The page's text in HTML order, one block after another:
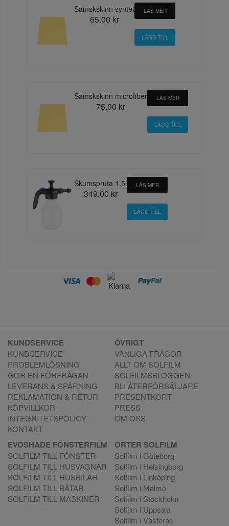
Sämskskinn syntet
65.00 kr
LÄS MER
Sämskskinn microfiber
75.00 kr
LÄS MER
Skumspruta 1,5l
349.00 kr
LÄS MER
KUNDSERVICE
KUNDSERVICE
PROBLEMLÖSNING
GÖR EN FÖRFRÅGAN
LEVERANS & SPÅRNING
REKLAMATION & RETUR
KÖPVILLKOR
INTEGRITETSPOLICY
KONTAKT
ÖVRIGT
VANLIGA FRÅGOR
ALLT OM SOLFILM
SOLFILMSBLOGGEN
BLI ÅTERFÖRSÄLJARE
PRESENTKORT
PRESS
OM OSS
EVOSHADE FÖNSTERFILM
SOLFILM TILL FÖNSTER
SOLFILM TILL HUSVAGNAR
SOLFILM TILL HUSBILAR
SOLFILM TILL BÅTAR
SOLFILM TILL MASKINER
ORTER SOLFILM
Solfilm i Göteborg
Solfilm i Helsingborg
Solfilm i Linköping
Solfilm i Malmö
Solfilm i Stockholm
Solfilm i Uppsala
Solfilm i Västerås